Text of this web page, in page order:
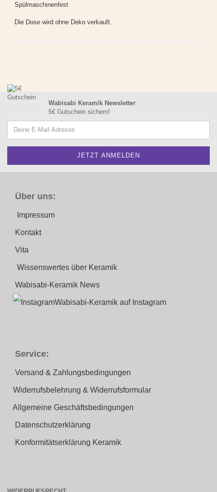
Spülmaschinenfest
Die Dose wird ohne Deko verkauft.
Wabisabi Keramik Newsletter
5€ Gutschein sichern!
Über uns:
Impressum
Kontakt
Vita
Wissenswertes über Keramik
Wabisabi-Keramik News
Wabisabi-Keramik auf Instagram
Service:
Versand & Zahlungsbedingungen
Widerrufsbelehrung & Widerrufsformular
Allgemeine Geschäftsbedingungen
Datenschutzerklärung
Konformitätserklärung Keramik